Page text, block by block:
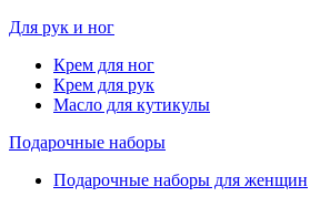
Для рук и ног
Крем для ног
Крем для рук
Масло для кутикулы
Подарочные наборы
Подарочные наборы для женщин